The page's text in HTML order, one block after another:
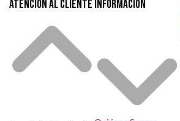
Atención al cliente Información